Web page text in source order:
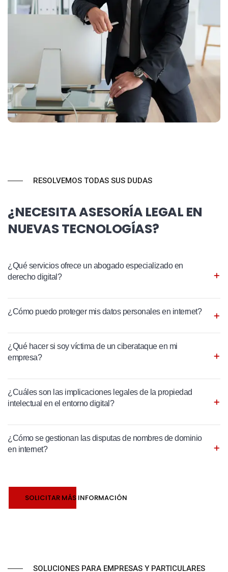
RESOLVEMOS TODAS SUS DUDAS
¿NECESITA ASESORÍA LEGAL EN
NUEVAS TECNOLOGÍAS?
¿Qué servicios ofrece un abogado especializado en
derecho digital?
¿Cómo puedo proteger mis datos personales en internet?
¿Qué hacer si soy víctima de un ciberataque en mi
empresa?
¿Cuáles son las implicaciones legales de la propiedad
intelectual en el entorno digital?
¿Cómo se gestionan las disputas de nombres de dominio
en internet?
SOLICITAR MÁS INFORMACIÓN
SOLUCIONES PARA EMPRESAS Y PARTICULARES